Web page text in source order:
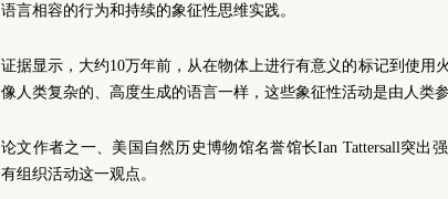
语言相容的行为和持续的象征性思维实践。
证据显示，大约10万年前，从在物体上进行有意义的标记到使用
像人类复杂的、高度生成的语言一样，这些象征性活动是由人类
论文作者之一、美国自然历史博物馆名誉馆长Ian Tattersall突出
有组织活动这一观点。